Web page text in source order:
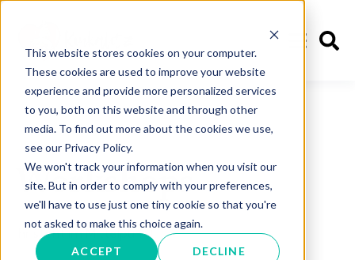
This website stores cookies on your computer.
These cookies are used to improve your website
experience and provide more personalized services
to you, both on this website and through other
media. To find out more about the cookies we use,
see our Privacy Policy.
We won't track your information when you visit our
site. But in order to comply with your preferences,
we'll have to use just one tiny cookie so that you're
not asked to make this choice again.
ACCEPT DECLINE
BDSM
Workshops
Ihr steht im Mittelpunkt.